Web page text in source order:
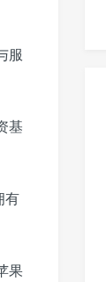
服
基
有
果